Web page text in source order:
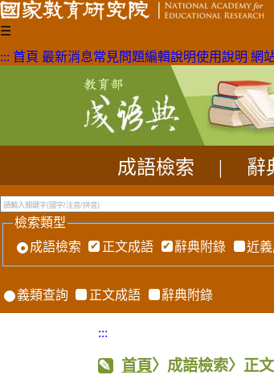
☰
::: 首頁 最新消息常見問題編輯說明使用說明 網
成語檢索 辭
檢索類型
成語檢索
正文成語 辭典附錄 近
義類查詢 正文成語 辭典附錄
:::
首頁〉成語檢索〉正文